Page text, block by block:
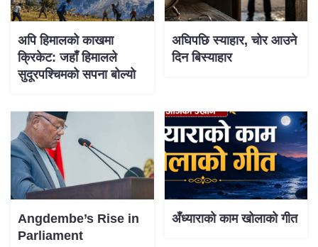
अपि हिमालको काखमा
क्रिकेट: जहाँ हिमालले
सुदूरपश्चिमको सपना बोल्यो
अघिपछि स्याहार, चोर आउने
दिन बिस्याहार
Angdembe’s Rise in
Parliament
अँध्याराको काम खोलाको गीत